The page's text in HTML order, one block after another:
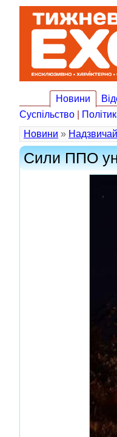
Новини
Суспільство
Новини »
Сили ППО